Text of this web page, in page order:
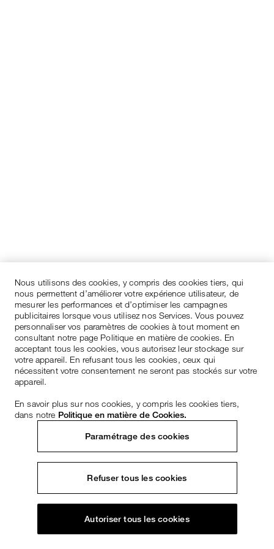
Nous utilisons des cookies, y compris des cookies tiers, qui
nous permettent d’améliorer votre expérience utilisateur, de
mesurer les performances et d’optimiser les campagnes
publicitaires lorsque vous utilisez nos Services. Vous pouvez
personnaliser vos paramètres de cookies à tout moment en
consultant notre page Politique en matière de cookies. En
acceptant tous les cookies, vous autorisez leur stockage sur
votre appareil. En refusant tous les cookies, ceux qui
nécessitent votre consentement ne seront pas stockés sur votre
appareil.
En savoir plus sur nos cookies, y compris les cookies tiers,
dans notre Politique en matière de Cookies.
Paramétrage des cookies
Refuser tous les cookies
Autoriser tous les cookies